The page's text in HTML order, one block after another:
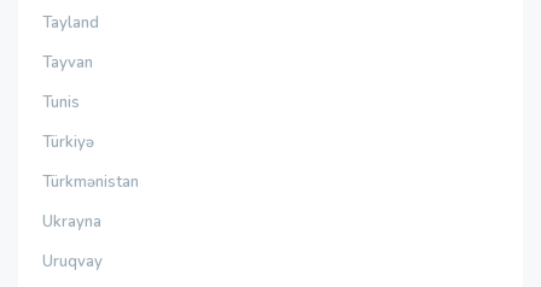
Tayland
Tayvan
Tunis
Türkiyə
Türkmənistan
Ukrayna
Uruqvay